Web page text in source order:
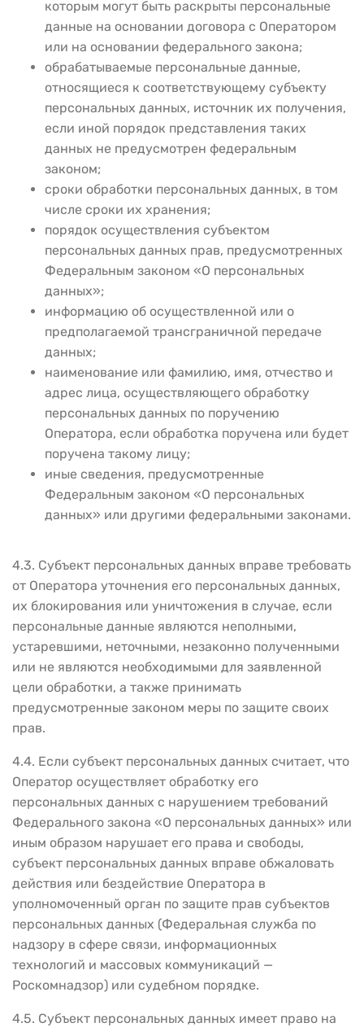
которым могут быть раскрыты персональные
данные на основании договора с Оператором
или на основании федерального закона;
обрабатываемые персональные данные,
относящиеся к соответствующему субъекту
персональных данных, источник их получения,
если иной порядок представления таких
данных не предусмотрен федеральным
законом;
сроки обработки персональных данных, в том
числе сроки их хранения;
порядок осуществления субъектом
персональных данных прав, предусмотренных
Федеральным законом «О персональных
данных»;
информацию об осуществленной или о
предполагаемой трансграничной передаче
данных;
наименование или фамилию, имя, отчество и
адрес лица, осуществляющего обработку
персональных данных по поручению
Оператора, если обработка поручена или будет
поручена такому лицу;
иные сведения, предусмотренные
Федеральным законом «О персональных
данных» или другими федеральными законами.
4.3. Субъект персональных данных вправе требовать
от Оператора уточнения его персональных данных,
их блокирования или уничтожения в случае, если
персональные данные являются неполными,
устаревшими, неточными, незаконно полученными
или не являются необходимыми для заявленной
цели обработки, а также принимать
предусмотренные законом меры по защите своих
прав.
4.4. Если субъект персональных данных считает, что
Оператор осуществляет обработку его
персональных данных с нарушением требований
Федерального закона «О персональных данных» или
иным образом нарушает его права и свободы,
субъект персональных данных вправе обжаловать
действия или бездействие Оператора в
уполномоченный орган по защите прав субъектов
персональных данных (Федеральная служба по
надзору в сфере связи, информационных
технологий и массовых коммуникаций —
Роскомнадзор) или судебном порядке.
4.5. Субъект персональных данных имеет право на